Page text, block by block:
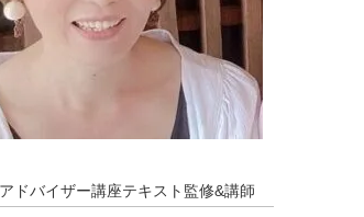
ドバイザー講座テキスト監修&講師